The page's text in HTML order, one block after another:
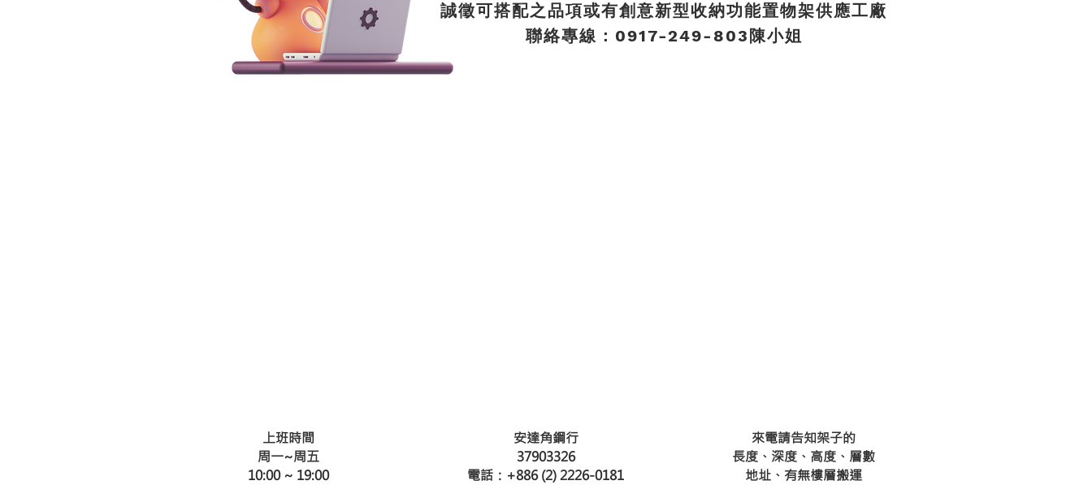
誠徵可搭配之品項或有創意新型收納功能置物架供應工廠
聯絡專線：0917-249-803陳小姐
上班時間
周一~周五
​10:00 ~ 19:00
安達角鋼行
37903326
電話： +886 (2) 2226-0181
來電請告知架子的
長度、深度、高度、層數
地址、有無樓層搬運